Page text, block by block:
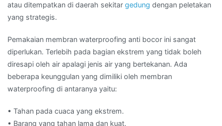
atau ditempatkan di daerah sekitar gedung dengan peletakan
yang strategis.
Pemakaian membran waterproofing anti bocor ini sangat
diperlukan. Terlebih pada bagian ekstrem yang tidak boleh
diresapi oleh air apalagi jenis air yang bertekanan. Ada
beberapa keunggulan yang dimiliki oleh membran
waterproofing di antaranya yaitu:
• Tahan pada cuaca yang ekstrem.
• Barang yang tahan lama dan kuat.